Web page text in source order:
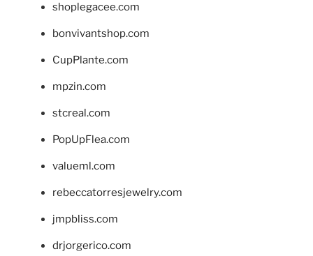
shoplegacee.com
bonvivantshop.com
CupPlante.com
mpzin.com
stcreal.com
PopUpFlea.com
valueml.com
rebeccatorresjewelry.com
jmpbliss.com
drjorgerico.com